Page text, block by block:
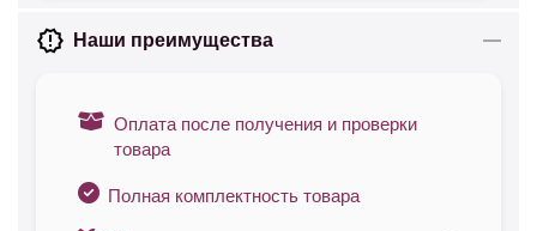
Наши преимущества
Оплата после получения и проверки
товара
Полная комплектность товара